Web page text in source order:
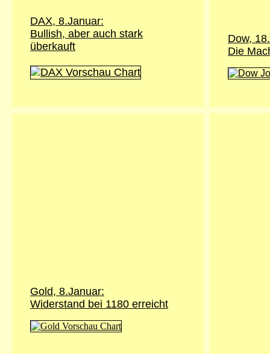
DAX, 8.Januar:
Bullish, aber auch stark
überkauft
Dow,
Die
Gold, 8.Januar:
Widerstand bei 1180 erreicht